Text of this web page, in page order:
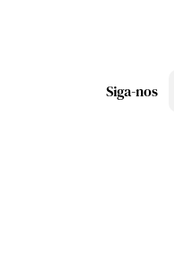
Siga-nos